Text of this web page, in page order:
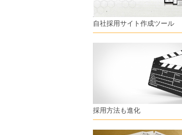
自社採用サイト作成ツール
採用方法も進化